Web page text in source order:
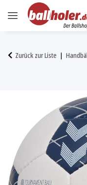
Zurück zur Liste